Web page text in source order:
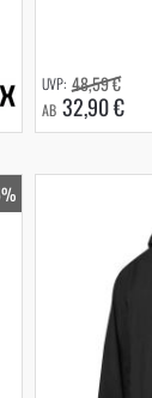
AB 32,90 €
48,59 €